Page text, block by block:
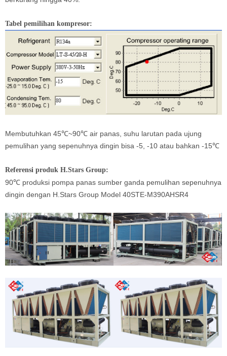
Tabel pemilihan kompresor:
Membutuhkan 45℃~90℃ air panas, suhu larutan pada ujung
pemulihan yang sepenuhnya dingin bisa -5, -10 atau bahkan -15℃
Referensi produk H.Stars Group:
90℃ produksi pompa panas sumber ganda pemulihan sepenuhnya
dingin dengan H.Stars Group Model 40STE-M390AHSR4